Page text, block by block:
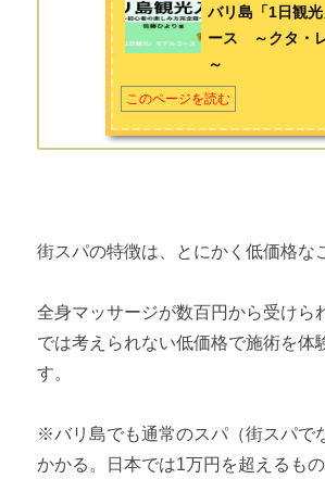
バリ島「1日観
ース ～クタ・
～
このページを読む
街スパの特徴は、とにかく低価格な
全身マッサージが数百円から受けら
では考えられない低価格で施術を体
す。
※バリ島でも通常のスパ（街スパで
かかる。日本では1万円を超えるもの